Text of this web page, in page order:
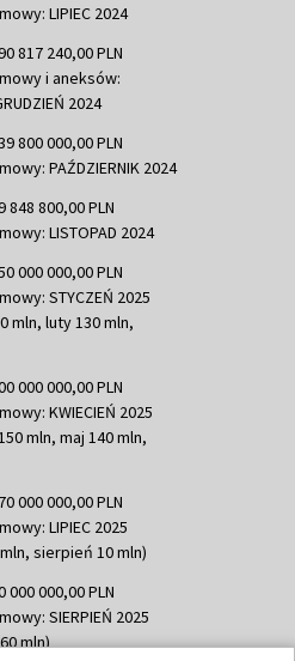
LIPIEC 2024
817 240,00 PLN
i aneksów:
2024
800 000,00 PLN
PAŹDZIERNIK 2024
800,00 PLN
LISTOPAD 2024
000 000,00 PLN
STYCZEŃ 2025
mln, luty 130 mln,
000 000,00 PLN
KWIECIEŃ 2025
mln, maj 140 mln,
000 000,00 PLN
LIPIEC 2025
sierpień 10 mln)
000,00 PLN
SIERPIEŃ 2025
mln)